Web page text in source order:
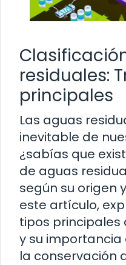
residuales:
principales
Las aguas
inevitable de
¿sabías que
de aguas
según su origen
este artículo,
tipos principales
y su
la conservación